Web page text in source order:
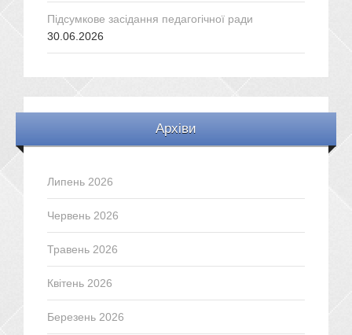
Підсумкове засідання педагогічної ради
30.06.2026
Архіви
Липень 2026
Червень 2026
Травень 2026
Квітень 2026
Березень 2026